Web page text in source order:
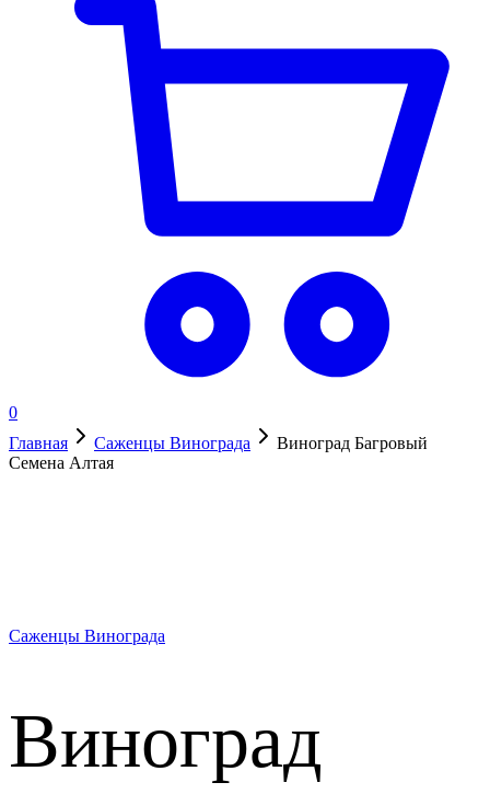
0
Главная
Саженцы Винограда
Виноград Багровый
Семена Алтая
Саженцы Винограда
Виноград